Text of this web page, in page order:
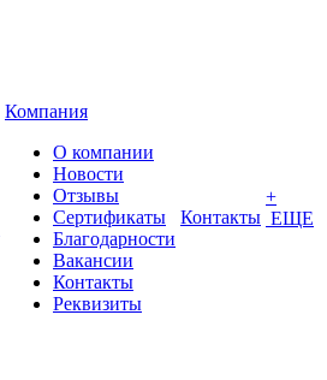
Компания
О компании
Новости
Отзывы
Сертификаты
Благодарности
Вакансии
Контакты
Реквизиты
Контакты
+
ЕЩЕ